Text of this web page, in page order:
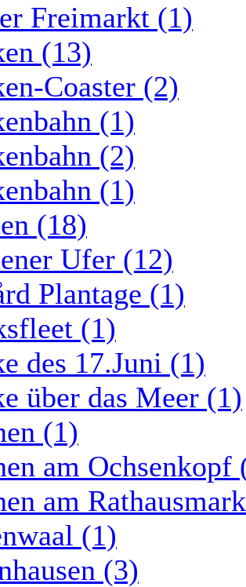
Freimarkt (1)
(13)
Coaster (2)
(1)
(2)
(1)
(18)
Ufer (12)
Plantage (1)
(1)
des 17.Juni (1)
über das Meer (1)
(1)
am Ochsenkopf
am
(1)
(3)